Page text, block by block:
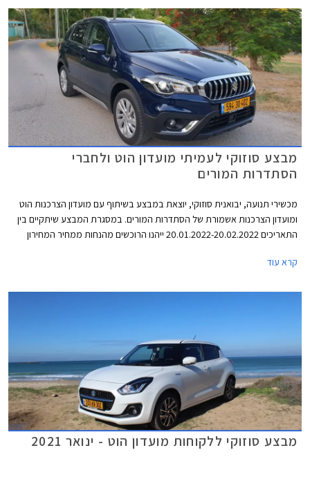
מבצע סוזוקי לעמיתי מועדון הוט ולחברי
הסתדרות המורים
מכשירי תנועה, יבואנית סוזוקי, יוצאת במבצע בשיתוף עם מועדון הצרכנות הוט
ומועדון הצרכנות אשמורת של הסתדרות המורים. במסגרת המבצע שיתקיים בין
התאריכים 20.01.2022-20.02.2022 ייהנו הרוכשים מהנחות ממחיר המחירון
חברת הליסינג כספא מבית מכשירי תנועה, עם אופציה לחבילת שירות הכוללת
קרא עוד
מבצע סוזוקי ללקוחות מועדון הוט - ינואר 2021